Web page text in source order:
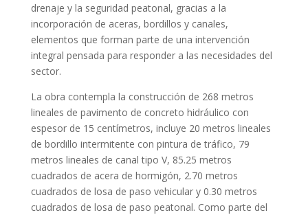
drenaje y la seguridad peatonal, gracias a la
incorporación de aceras, bordillos y canales,
elementos que forman parte de una intervención
integral pensada para responder a las necesidades del
sector.
La obra contempla la construcción de 268 metros
lineales de pavimento de concreto hidráulico con
espesor de 15 centímetros, incluye 20 metros lineales
de bordillo intermitente con pintura de tráfico, 79
metros lineales de canal tipo V, 85.25 metros
cuadrados de acera de hormigón, 2.70 metros
cuadrados de losa de paso vehicular y 0.30 metros
cuadrados de losa de paso peatonal. Como parte del